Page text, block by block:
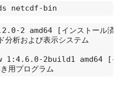
netcdf-bin
2 amd64 [インストール済
分析および表示システム
2build1 amd64 [イン
用プログラム